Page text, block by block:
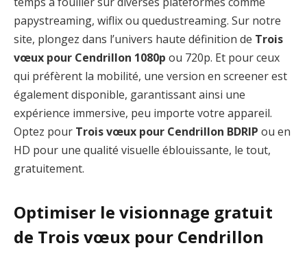
papystreaming, wiflix ou quedustreaming. Sur notre
site, plongez dans l’univers haute définition de Trois
vœux pour Cendrillon 1080p ou 720p. Et pour ceux
qui préfèrent la mobilité, une version en screener est
également disponible, garantissant ainsi une
expérience immersive, peu importe votre appareil.
Optez pour Trois vœux pour Cendrillon BDRIP ou en
HD pour une qualité visuelle éblouissante, le tout,
gratuitement.
Optimiser le visionnage gratuit
de Trois vœux pour Cendrillon